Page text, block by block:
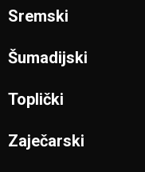
Sremski
Šumadijski
Toplički
Zaječarski